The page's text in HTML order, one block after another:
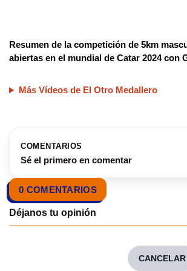
Resumen de la competición de 5km
abiertas en el mundial de Catar 2024 con
Más Vídeos de El Otro Medallero
COMENTARIOS
Sé el primero en comentar
0 COMENTARIOS
CANCELAR